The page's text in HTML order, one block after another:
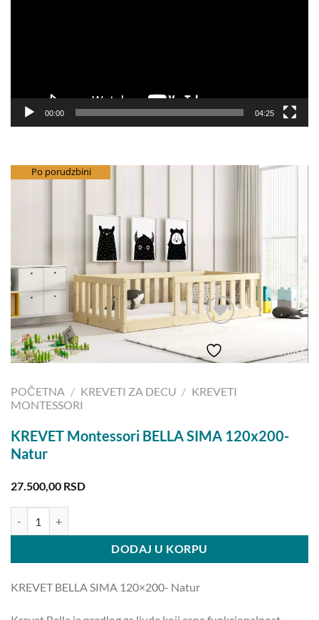
00:00 04:25
besplatna dostava
Po porudzbini
Add to Wishlist
POČETNA / KREVETI ZA DECU / KREVETI
MONTESSORI
KREVET Montessori BELLA SIMA 120x200-
Natur
27.500,00 RSD
DODAJ U KORPU
KREVET BELLA SIMA 120×200- Natur